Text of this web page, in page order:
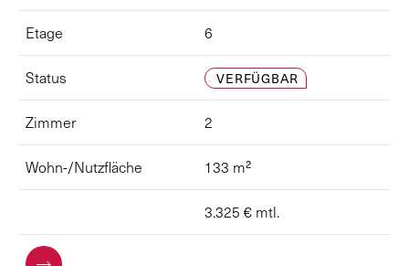
Etage 6
Status VERFÜGBAR
Zimmer 2
Wohn-/Nutzfläche 133 m²
3.325 € mtl.